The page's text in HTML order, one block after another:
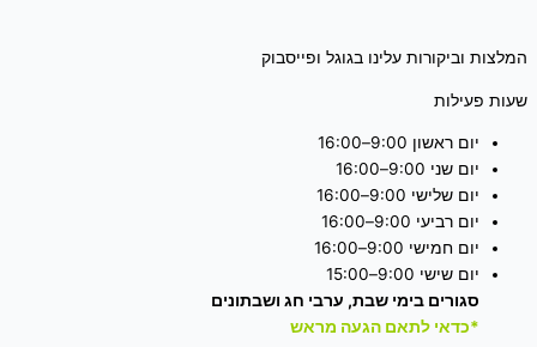
המלצות וביקורות עלינו בגוגל ופייסבוק
שעות פעילות
יום ראשון 9:00–16:00
יום שני 9:00–16:00
יום שלישי 9:00–16:00
יום רביעי 9:00–16:00
יום חמישי 9:00–16:00
יום שישי 9:00–15:00
סגורים בימי שבת, ערבי חג ושבתונים
*כדאי לתאם הגעה מראש